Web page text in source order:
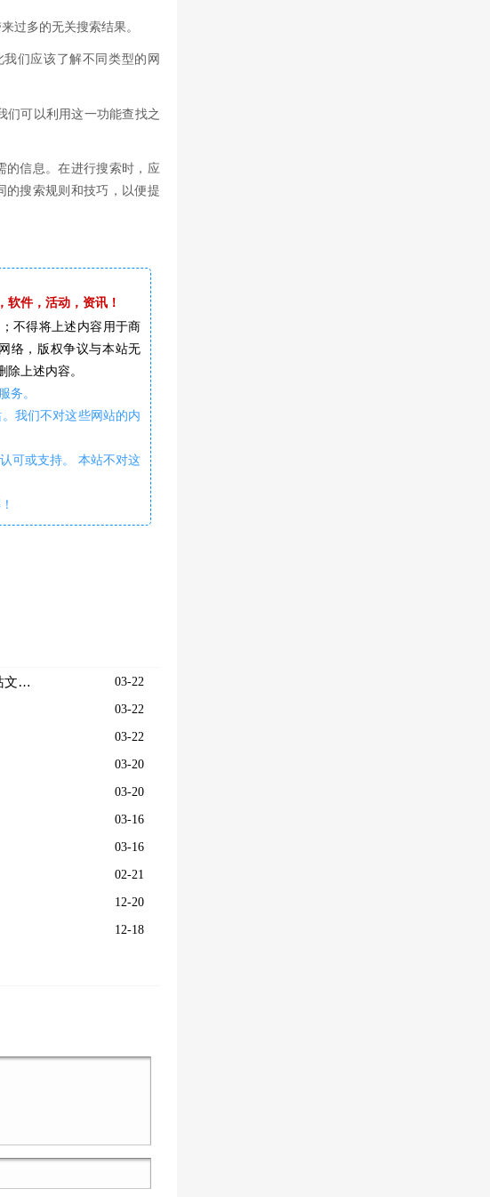
过多的无关搜索结果。
们应该了解不同类型的网
们可以利用这一功能查找之
的信息。在进行搜索时，应
的搜索规则和技巧，以便提
软件，活动，资讯！
不得将上述内容用于商
络，版权争议与本站无
上述内容。
务。
我们不对这些网站的内
可或支持。 本站不对这
03-22
）
03-22
03-22
03-20
03-20
03-16
03-16
02-21
12-20
12-18